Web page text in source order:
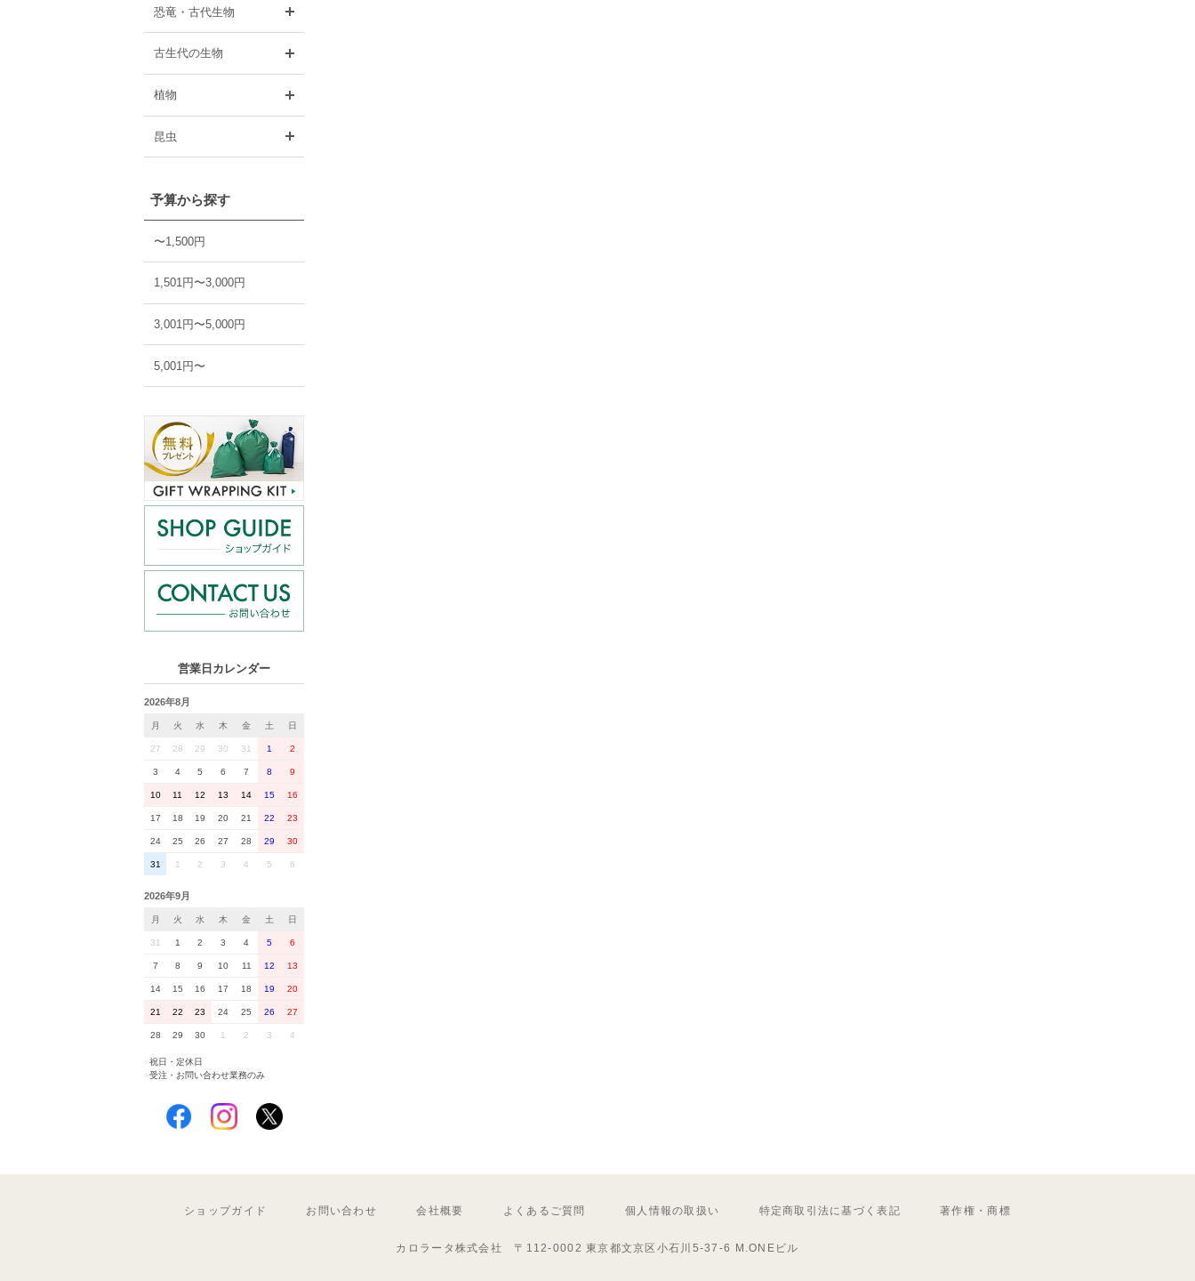
恐竜・古代生物
古生代の生物
植物
昆虫
予算から探す
〜1,500円
1,501円〜3,000円
3,001円〜5,000円
5,001円〜
営業日カレンダー
2026年8月
月 火 水 木 金 土 日
27 28 29 30 31 1 2
3 4 5 6 7 8 9
10 11 12 13 14 15 16
17 18 19 20 21 22 23
24 25 26 27 28 29 30
31 1 2 3 4 5 6
2026年9月
月 火 水 木 金 土 日
31 1 2 3 4 5 6
7 8 9 10 11 12 13
14 15 16 17 18 19 20
21 22 23 24 25 26 27
28 29 30 1 2 3 4
祝日・定休日
■受注・お問い合わせ業務のみ
ショップガイド お問い合わせ 会社概要 よくあるご質問 個人情報の取扱い 特定商取引法に基づく表記 著作権・商標
カロラータ株式会社 〒112-0002 東京都文京区小石川5-37-6 M.ONEビル